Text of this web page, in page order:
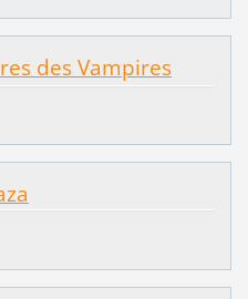
des Vampires